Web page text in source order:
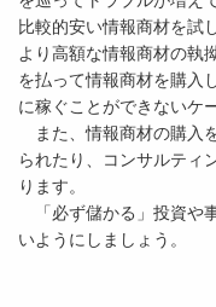
比較的安い情報商材を試
より高額な情報商材の執
を払って情報商材を購入
に稼ぐことができないケ
また、情報商材の購入
られたり、コンサルティ
ります。
「必ず儲かる」投資や
いようにしましょう。